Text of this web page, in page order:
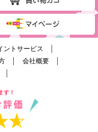
ントサービス
│ 会社概要│
す！